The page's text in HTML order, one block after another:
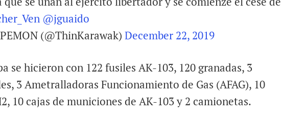
@jguaido
(@ThinKarawak)December 22, 2019
se hicieron con 122 fusiles AK-103, 120 granadas, 3
3 Ametralladoras Funcionamiento de Gas (AFAG), 10
10 cajas de municiones de AK-103 y 2 camionetas.